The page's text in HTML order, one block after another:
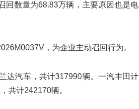
回数量为68.83万辆，主要原因也是电
，为企业主动召回行为。
达汽车，共计317990辆。一汽丰田计
共计242170辆。